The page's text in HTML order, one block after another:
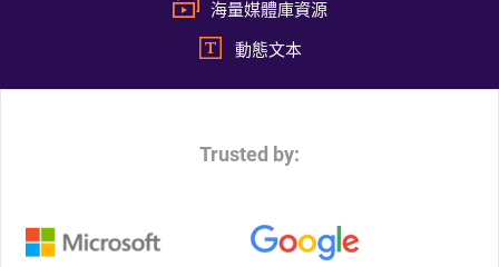
海量媒體庫資源
動態文本
Trusted by: